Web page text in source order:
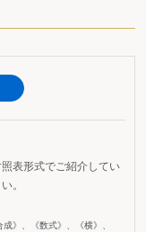
表形式でご紹介してい
。
》、《数式》、《横》、